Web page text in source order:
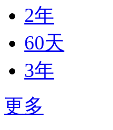
2年
60天
3年
更多